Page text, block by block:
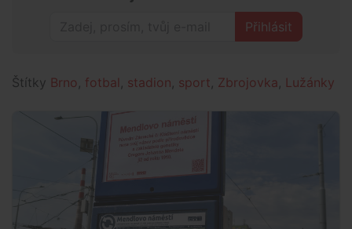
Přihlásit
Štítky Brno fotbal stadion sport Zbrojovka Lužánky